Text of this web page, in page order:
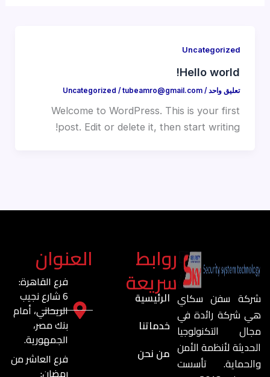
Uncategorized
Hello world!
تعليق واحد /
Uncategorized /tubeamro@gmail.com
Welcome to WordPress. This is your first
post. Edit or delete it, then start writing!
شركة سفن سكاي
هي شركة رائدة في
مجال التكنولوجيا
الحديثة لأنظمة الأمن
والحماية. تأسست
روابط
سريعة
الرئيسية
خدماتنا
من نحن
العنوان
فرع القاهرة:
6 شارع نجيب
الريحاني، أمام
بنك مصر،
الجمهورية.
فرع العاشر من
رمضان: